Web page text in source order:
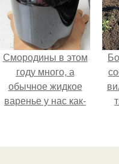
Смородины в этом
году много, а
обычное жидкое
варенье у нас как-